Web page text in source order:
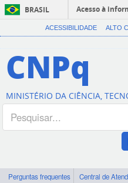
BRASIL
Acesso à
ACESSIBILIDADE ALTO
CNPq
MINISTÉRIO DA CIÊNCIA,
Perguntas frequentes Central de